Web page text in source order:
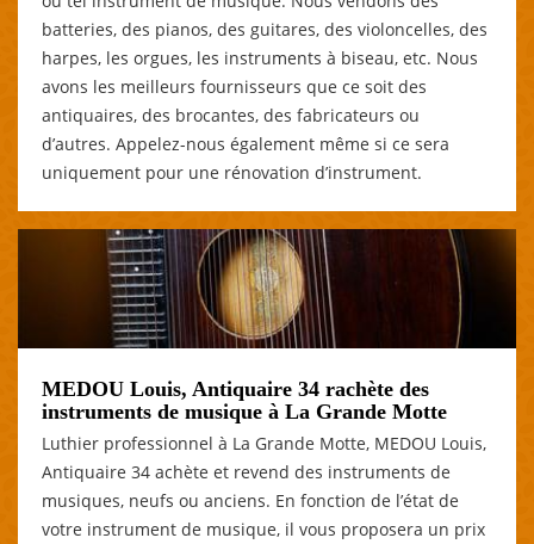
batteries, des pianos, des guitares, des violoncelles, des
harpes, les orgues, les instruments à biseau, etc. Nous
avons les meilleurs fournisseurs que ce soit des
antiquaires, des brocantes, des fabricateurs ou
d’autres. Appelez-nous également même si ce sera
uniquement pour une rénovation d’instrument.
MEDOU Louis, Antiquaire 34 rachète des
instruments de musique à La Grande Motte
Luthier professionnel à La Grande Motte, MEDOU Louis,
Antiquaire 34 achète et revend des instruments de
musiques, neufs ou anciens. En fonction de l’état de
votre instrument de musique, il vous proposera un prix